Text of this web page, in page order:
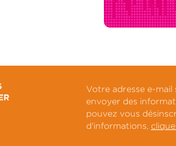
Votre adresse e-
envoyer des
pouvez vous
d'informations,